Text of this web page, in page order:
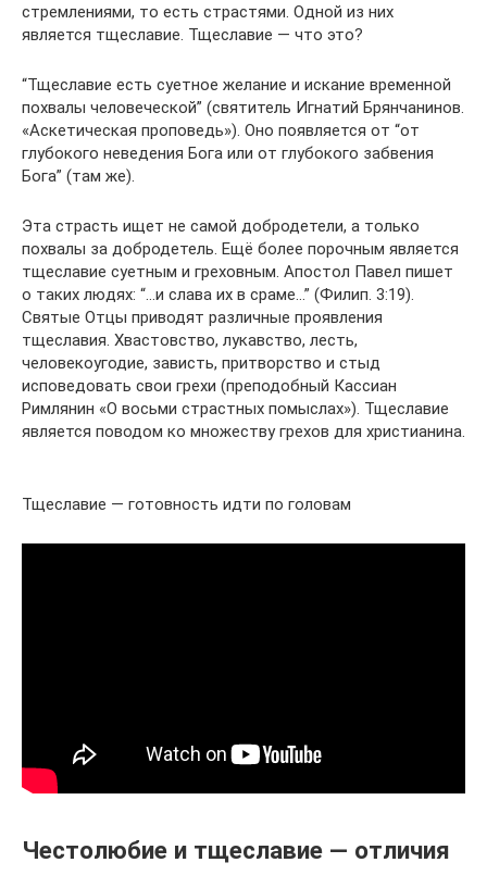
стремлениями, то есть страстями. Одной из них
является тщеславие. Тщеславие — что это?
“Тщеславие есть суетное желание и искание временной
похвалы человеческой” (святитель Игнатий Брянчанинов.
«Аскетическая проповедь»). Оно появляется от “от
глубокого неведения Бога или от глубокого забвения
Бога” (там же).
Эта страсть ищет не самой добродетели, а только
похвалы за добродетель. Ещё более порочным является
тщеславие суетным и греховным. Апостол Павел пишет
о таких людях: “…и слава их в сраме…” (Филип. 3:19).
Святые Отцы приводят различные проявления
тщеславия. Хвастовство, лукавство, лесть,
человекоугодие, зависть, притворство и стыд
исповедовать свои грехи (преподобный Кассиан
Римлянин «О восьми страстных помыслах»). Тщеславие
является поводом ко множеству грехов для христианина.
Тщеславие — готовность идти по головам
Честолюбие и тщеславие — отличия